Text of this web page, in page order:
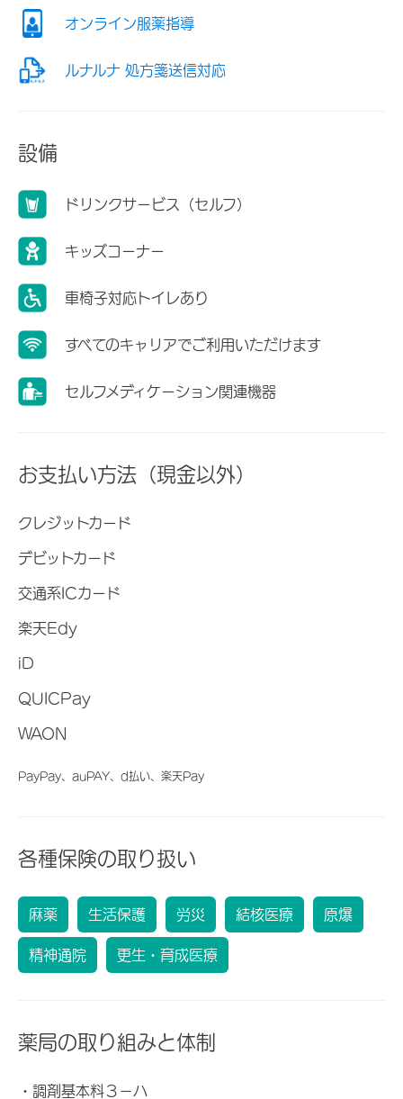
オンライン服薬指導
ルナルナ 処方箋送信対応
設備
ドリンクサービス（セルフ）
キッズコーナー
車椅子対応トイレあり
すべてのキャリアでご利用いただけます
セルフメディケーション関連機器
お支払い方法（現金以外）
クレジットカード
デビットカード
交通系ICカード
楽天Edy
iD
QUICPay
WAON
PayPay、auPAY、d払い、楽天Pay
各種保険の取り扱い
麻薬 生活保護 労災 結核医療 原爆
精神通院 更生・育成医療
薬局の取り組みと体制
・調剤基本料３－ハ